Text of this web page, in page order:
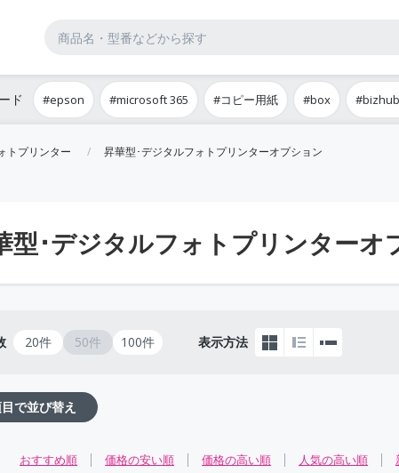
ド #epson #microsoft 365 #コピー用紙 #box
トプリンター 昇華型･デジタルフォトプリンターオプション
型･デジタルフォトプリンターオ
20件 50件 100件 表示方法
で並び替え
おすすめ順 価格の安い順 価格の高い順 人気の高い順